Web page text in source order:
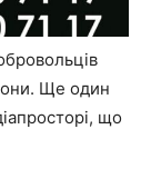
Ще один
що